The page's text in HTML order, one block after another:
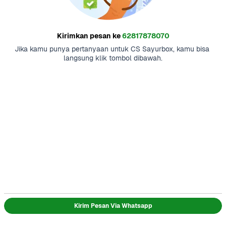
Kirimkan pesan ke62817878070
Jika kamu punya pertanyaan untuk CS Sayurbox, kamu bisa
langsung klik tombol dibawah.
Kirim Pesan Via Whatsapp